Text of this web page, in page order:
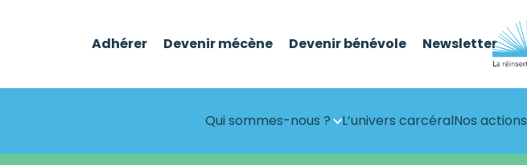
Adhérer Devenir mécène Devenir bénévole Newsletter
Qui sommes-nous ? L’univers carcéralNos actions